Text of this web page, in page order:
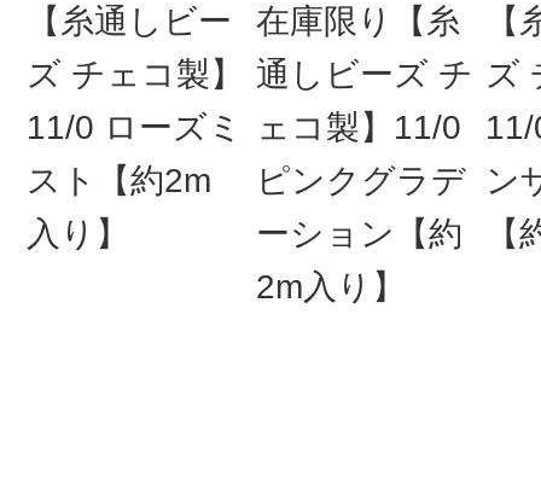
【糸通しビー
ズ チェコ製】
11/0 ローズミ
スト【約2m
入り】
在庫限り【糸
通しビーズ チ
ェコ製】11/0
ピンクグラデ
ーション【約
2m入り】
ズ
ン